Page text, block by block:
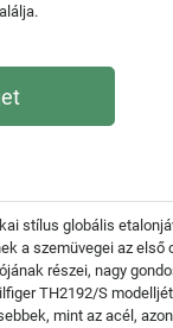
stílus globális
a szemüvegei az
részei, nagy
TH2192/S
mint az acél,